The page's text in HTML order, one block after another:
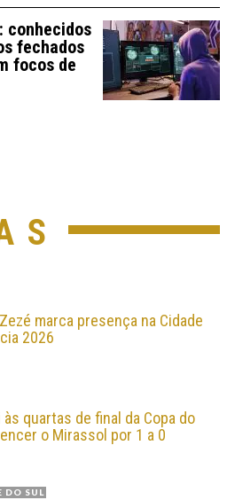
conhecidos
fechados
focos de
marca presença na Cidade
2026
às quartas de final da Copa do
o Mirassol por 1 a 0
DO SUL